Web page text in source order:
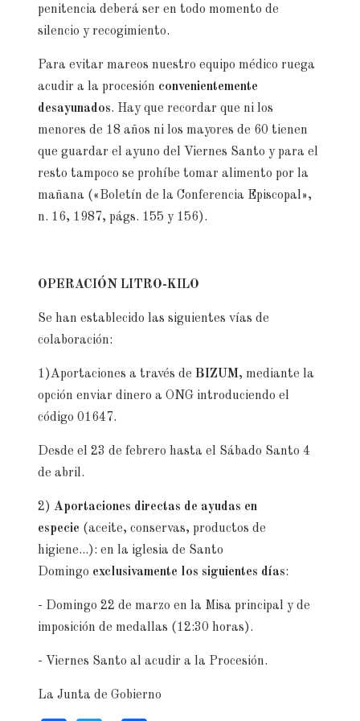
penitencia deberá ser en todo momento de
silencio y recogimiento.
Para evitar mareos nuestro equipo médico ruega
acudir a la procesión convenientemente
desayunados. Hay que recordar que ni los
menores de 18 años ni los mayores de 60 tienen
que guardar el ayuno del Viernes Santo y para el
resto tampoco se prohíbe tomar alimento por la
mañana («Boletín de la Conferencia Episcopal»,
n. 16, 1987, págs. 155 y 156).
OPERACIÓN LITRO-KILO
Se han establecido las siguientes vías de
colaboración:
1)Aportaciones a través de BIZUM, mediante la
opción enviar dinero a ONG introduciendo el
código 01647.
Desde el 23 de febrero hasta el Sábado Santo 4
de abril.
2) Aportaciones directas de ayudas en
especie (aceite, conservas, productos de
higiene...): en la iglesia de Santo
Domingo exclusivamente los siguientes días:
- Domingo 22 de marzo en la Misa principal y de
imposición de medallas (12:30 horas).
- Viernes Santo al acudir a la Procesión.
La Junta de Gobierno